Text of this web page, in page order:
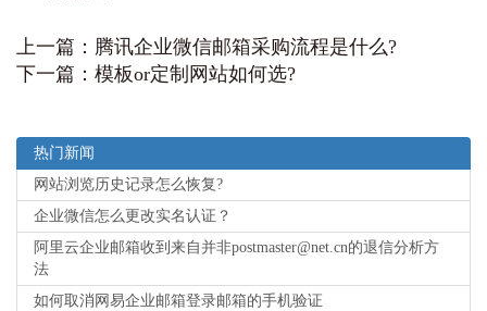
上一篇： 腾讯企业微信邮箱采购流程是什么?
下一篇： 模板or定制网站如何选?
热门新闻
网站浏览历史记录怎么恢复?
企业微信怎么更改实名认证？
阿里云企业邮箱收到来自并非postmaster@net.cn的退信分析方
法
如何取消网易企业邮箱登录邮箱的手机验证